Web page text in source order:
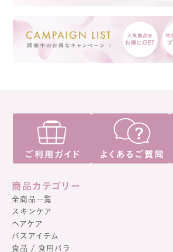
商品カテゴリー
全商品一覧
スキンケア
ヘアケア
バスアイテム
食品 / 食用バラ